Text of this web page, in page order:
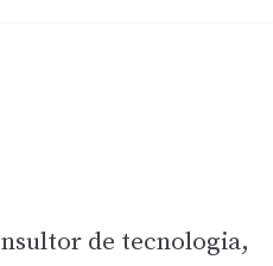
de tecnologia,